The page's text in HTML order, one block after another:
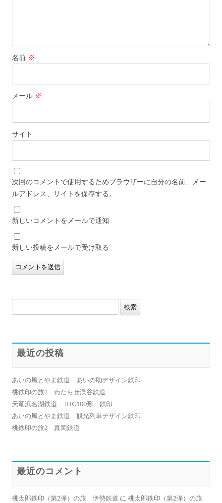
名前 ※
メール ※
サイト
次回のコメントで使用するためブラウザーに自分の名前、メー
ルアドレス、サイトを保存する。
新しいコメントをメールで通知
新しい投稿をメールで受け取る
索:
最近の投稿
あいの風とやま鉄道 あいの助デザイン鉄印
桃鉄印の旅2 わたらせ渓谷鉄道
天竜浜名湖鉄道 THG100形 鉄印
あいの風とやま鉄道 観光列車デザイン鉄印
桃鉄印の旅2 真岡鉄道
最近のコメント
桃太郎鉄印（第2弾）の旅 伊勢鉄道 に 桃太郎鉄印（第2弾）の旅